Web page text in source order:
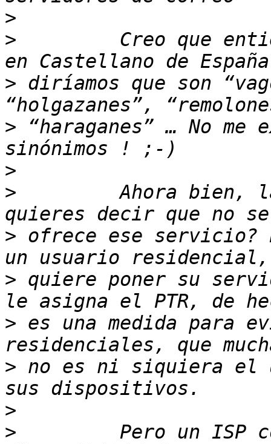
>
>
Creo que
> diríamos que son
> “haraganes” … No
>
>
Ahora bien,
> ofrece ese servicio?
> quiere poner su
> es una medida para
> no es ni siquiera el
>
>
Pero un ISP